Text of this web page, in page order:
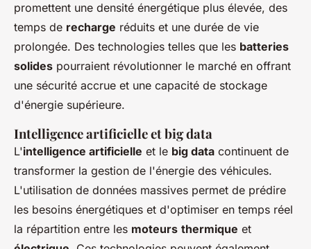
promettent une densité énergétique plus élevée, des
temps de recharge réduits et une durée de vie
prolongée. Des technologies telles que les batteries
solides pourraient révolutionner le marché en offrant
une sécurité accrue et une capacité de stockage
d'énergie supérieure.
Intelligence artificielle et big data
L'intelligence artificielle et le big data continuent de
transformer la gestion de l'énergie des véhicules.
L'utilisation de données massives permet de prédire
les besoins énergétiques et d'optimiser en temps réel
la répartition entre les moteurs thermique et